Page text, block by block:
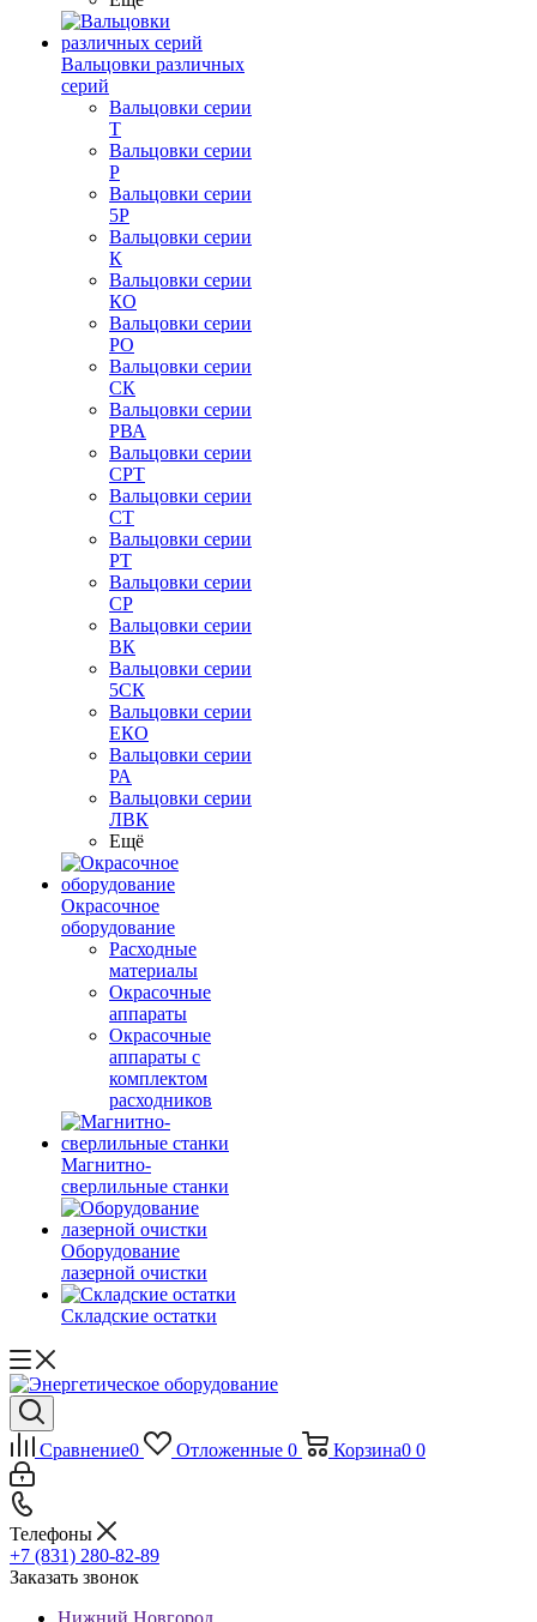
Вальцовки различных
серий
Вальцовки серии
Т
Вальцовки серии
Р
Вальцовки серии
5Р
Вальцовки серии
К
Вальцовки серии
КО
Вальцовки серии
РО
Вальцовки серии
СК
Вальцовки серии
РВА
Вальцовки серии
СРТ
Вальцовки серии
СТ
Вальцовки серии
РТ
Вальцовки серии
СР
Вальцовки серии
ВК
Вальцовки серии
5СК
Вальцовки серии
ЕКО
Вальцовки серии
РА
Вальцовки серии
ЛВК
Ещё
Окрасочное
оборудование
Расходные
материалы
Окрасочные
аппараты
Окрасочные
аппараты с
комплектом
расходников
Магнитно-
сверлильные станки
Оборудование
лазерной очистки
Складские остатки
Сравнение0 Отложенные 0 Корзина0 0
Телефоны
+7 (831) 280-82-89
Заказать звонок
Нижний Новгород